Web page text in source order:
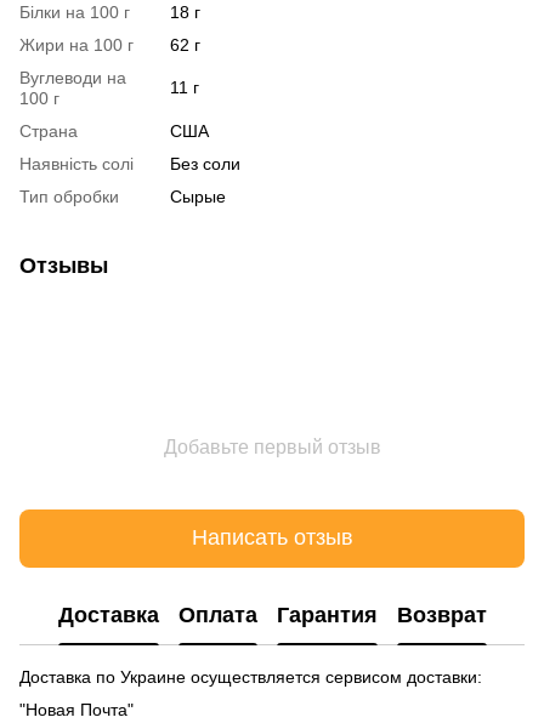
Білки на 100 г
18 г
Жири на 100 г
62 г
Вуглеводи на
100 г
11 г
Страна
США
Наявність солі
Без соли
Тип обробки
Сырые
Отзывы
Добавьте первый отзыв
Написать отзыв
Доставка Оплата Гарантия Возврат
Доставка по Украине осуществляется сервисом доставки:
"Новая Почта"